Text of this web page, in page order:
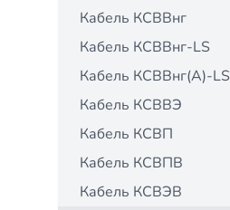
Кабель КСВВнг
Кабель КСВВнг-LS
Кабель КСВВнг(А)-LS
Кабель КСВВЭ
Кабель КСВП
Кабель КСВПВ
Кабель КСВЭВ